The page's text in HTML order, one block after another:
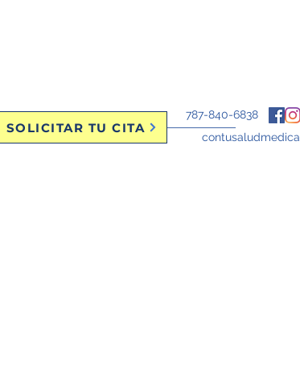
SOLICITAR TU CITA
787-840-6838